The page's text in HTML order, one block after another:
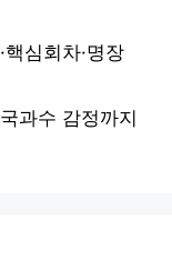
심회차·명장
과수 감정까지